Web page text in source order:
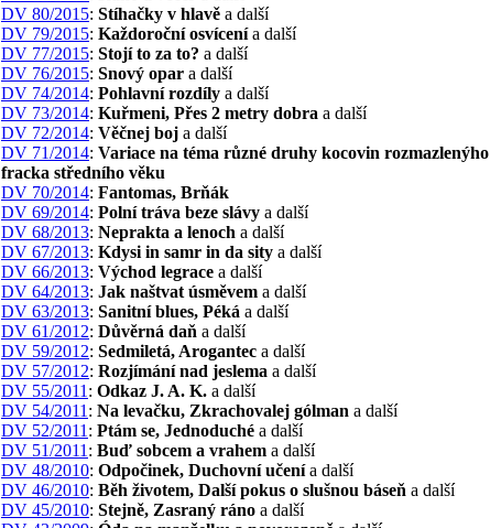
DV 80/2015: Stíhačky v hlavě a další
DV 79/2015: Každoroční osvícenía další
DV 77/2015: Stojí to za to? a další
DV 76/2015: Snový opar a další
DV 74/2014: Pohlavní rozdíly a další
DV 73/2014: Kuřmeni, Přes 2 metry dobra a další
DV 72/2014: Věčnej boj a další
DV 71/2014: Variace na téma různé druhy kocovin rozmazlenýho
fracka středního věku
DV 70/2014: Fantomas, Brňák
DV 69/2014: Polní tráva beze slávy a další
DV 68/2013: Neprakta a lenoch a další
DV 67/2013: Kdysi in samr in da sity a další
DV 66/2013: Východ legrace a další
DV 64/2013: Jak naštvat úsměvem a další
DV 63/2013: Sanitní blues, Péká a další
DV 61/2012: Důvěrná daň a další
DV 59/2012: Sedmiletá, Arogantec a další
DV 57/2012: Rozjímání nad jeslema a další
DV 55/2011 : Odkaz J. A. K. a další
DV 54/2011 : Na levačku, Zkrachovalej gólman a další
DV 52/2011 : Ptám se, Jednoduché a další
DV 51/2011 : Buď sobcem a vrahem a další
DV 48/2010: Odpočinek, Duchovní učenía další
DV 46/2010: Běh životem, Další pokus o slušnou báseň a další
DV 45/2010: Stejně, Zasraný ráno a další